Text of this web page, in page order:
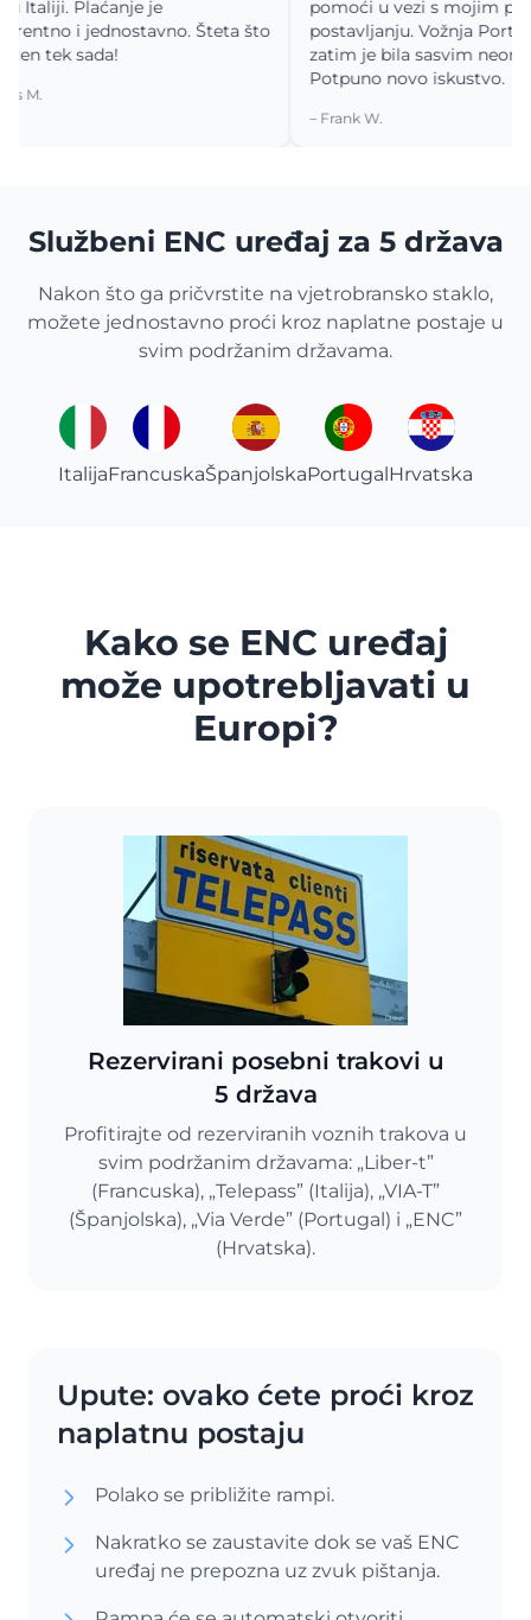
Plaćanje je
i jednostavno. Šteta što
sada!
pomoći u vezi s mojim
postavljanju. Vožnja
zatim je bila sasvim neometana.
Potpuno novo iskustvo.
– Frank W.
Službeni ENC uređaj za 5 država
Nakon što ga pričvrstite na vjetrobransko staklo,
možete jednostavno proći kroz naplatne postaje u
svim podržanim državama.
ItalijaFrancuskaŠpanjolskaPortugalHrvatska
Kako se ENC uređaj
može upotrebljavati u
Europi?
Rezervirani posebni trakovi u
5 država
Profitirajte od rezerviranih voznih trakova u
svim podržanim državama: „Liber-t”
(Francuska), „Telepass” (Italija), „VIA-T”
(Španjolska), „Via Verde” (Portugal) i „ENC”
(Hrvatska).
Upute: ovako ćete proći kroz
naplatnu postaju
Polako se približite rampi.
Nakratko se zaustavite dok se vaš ENC
uređaj ne prepozna uz zvuk pištanja.